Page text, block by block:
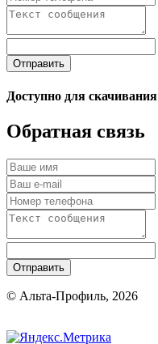
Отправить
Доступно для скачивания
Обратная связь
Отправить
© Альта-Профиль, 2026